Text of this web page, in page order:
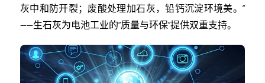
灰中和防开裂；废酸处理加石灰，铅钙沉淀环境美。”
——生石灰为电池工业的“质量与环保”提供双重支持。